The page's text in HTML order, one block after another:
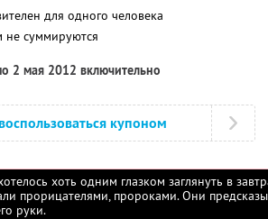
для одного человека
не суммируются
2 мая 2012 включительно
купоном
хоть одним глазком заглянуть в
прорицателями, пророками. Они
руки.